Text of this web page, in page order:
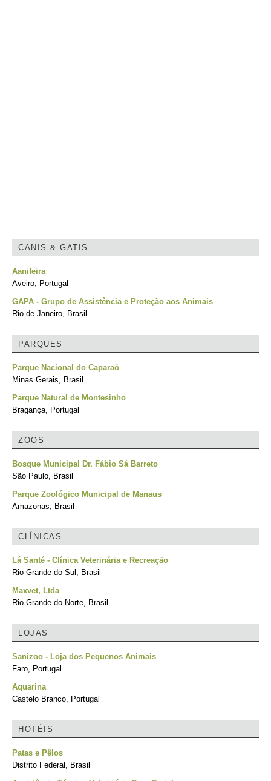
CANIS & GATIS
Aanifeira
Aveiro, Portugal
GAPA - Grupo de Assistência e Proteção aos Animais
Rio de Janeiro, Brasil
PARQUES
Parque Nacional do Caparaó
Minas Gerais, Brasil
Parque Natural de Montesinho
Bragança, Portugal
ZOOS
Bosque Municipal Dr. Fábio Sá Barreto
São Paulo, Brasil
Parque Zoológico Municipal de Manaus
Amazonas, Brasil
CLÍNICAS
Lá Santé - Clínica Veterinária e Recreação
Rio Grande do Sul, Brasil
Maxvet, Ltda
Rio Grande do Norte, Brasil
LOJAS
Sanizoo - Loja dos Pequenos Animais
Faro, Portugal
Aquarina
Castelo Branco, Portugal
HOTÉIS
Patas e Pêlos
Distrito Federal, Brasil